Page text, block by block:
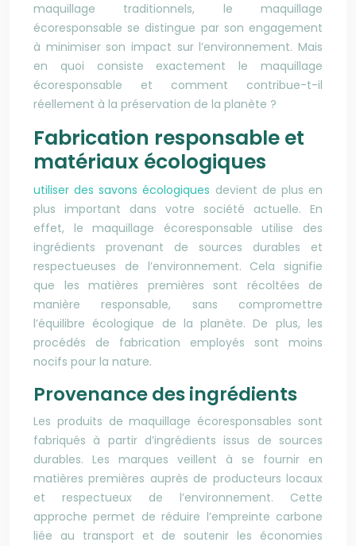
maquillage traditionnels, le maquillage
écoresponsable se distingue par son engagement
à minimiser son impact sur l’environnement. Mais
en quoi consiste exactement le maquillage
écoresponsable et comment contribue-t-il
réellement à la préservation de la planète ?
Fabrication responsable et
matériaux écologiques
utiliser des savons écologiques devient de plus en
plus important dans votre société actuelle. En
effet, le maquillage écoresponsable utilise des
ingrédients provenant de sources durables et
respectueuses de l’environnement. Cela signifie
que les matières premières sont récoltées de
manière responsable, sans compromettre
l’équilibre écologique de la planète. De plus, les
procédés de fabrication employés sont moins
nocifs pour la nature.
Provenance des ingrédients
Les produits de maquillage écoresponsables sont
fabriqués à partir d’ingrédients issus de sources
durables. Les marques veillent à se fournir en
matières premières auprès de producteurs locaux
et respectueux de l’environnement. Cette
approche permet de réduire l’empreinte carbone
liée au transport et de soutenir les économies